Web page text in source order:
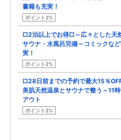
書籍も充実！
ポイント2%
□2泊以上でお得□～広々とした天
サウナ・水風呂完備～コミックな
実！
ポイント2%
□28日前までの予約で最大15％
美肌天然温泉とサウナで整う～11
アウト
ポイント2%